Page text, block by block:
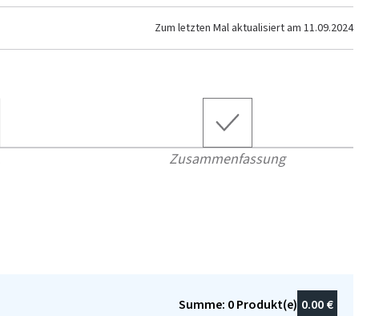
Zum letzten Mal aktualisiert am 11.09.2024
Zusammenfassung
Summe: 0Produkt(e) 0.00 €